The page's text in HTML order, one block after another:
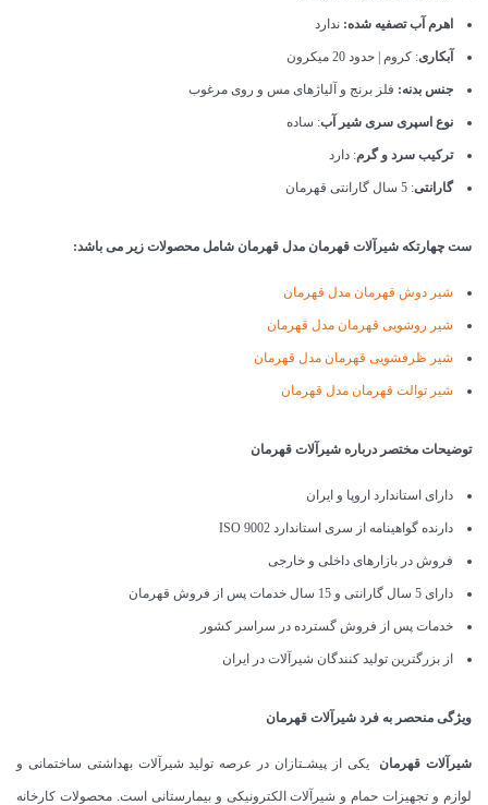
اهرم آب تصفیه شده: ندارد
آبکاری: کروم | حدود 20 میکرون
جنس بدنه: فلز برنج و آلیاژهای مس و روی مرغوب
نوع اسپری سری شیر آب: ساده
ترکیب سرد و گرم: دارد
گارانتی: 5 سال گارانتی قهرمان
ست چهارتکه شیرآلات قهرمان مدل قهرمان شامل محصولات زیر می باشد:
شیر دوش قهرمان مدل قهرمان
شیر روشویی قهرمان مدل قهرمان
شیر ظرفشویی قهرمان مدل قهرمان
شیر توالت قهرمان مدل قهرمان
توضیحات مختصر درباره شیرآلات قهرمان
دارای استاندارد اروپا و ایران
دارنده گواهینامه از سری استاندارد ISO 9002
فروش در بازارهای داخلی و خارجی
دارای 5 سال گارانتی و 15 سال خدمات پس از فروش قهرمان
خدمات پس از فروش گسترده در سراسر کشور
از بزرگترین تولید کنندگان شیرآلات در ایران
ویژگی منحصر به فرد شیرآلات قهرمان
شیرآلات قهرمان یکی از پیشـتازان در عرصه تولید شیرآلات بهداشتی ساختمانی و
لوازم و تجهیزات حمام و شیرآلات الکترونیکی و بیمارستانی است. محصولات کارخانه